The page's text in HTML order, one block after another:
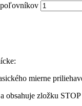
poľovníkov
mierne
obsahuje zložku